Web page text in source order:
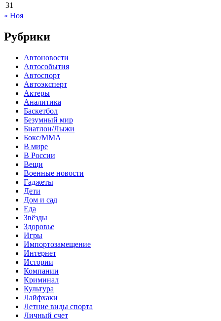
31
« Ноя
Рубрики
Автоновости
Автособытия
Автоспорт
Автоэксперт
Актеры
Аналитика
Баскетбол
Безумный мир
Биатлон/Лыжи
Бокс/MMA
В мире
В России
Вещи
Военные новости
Гаджеты
Дети
Дом и сад
Еда
Звёзды
Здоровье
Игры
Импортозамещение
Интернет
Истории
Компании
Криминал
Культура
Лайфхаки
Летние виды спорта
Личный счет